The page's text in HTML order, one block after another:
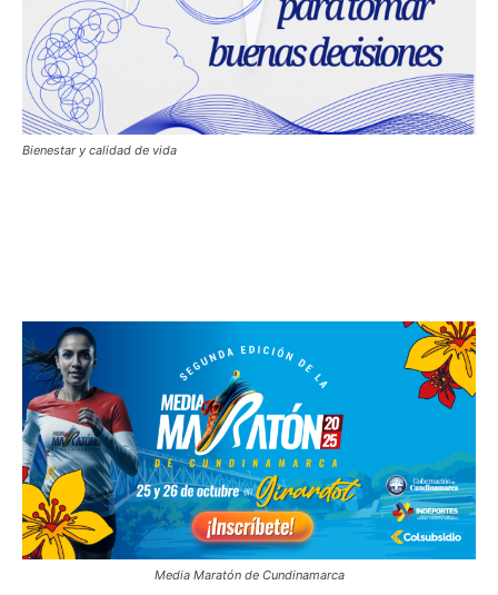
Bienestar y calidad de vida
Media Maratón de Cundinamarca